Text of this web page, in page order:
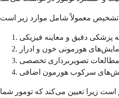
پزشکی دقیق و معاینه فیزیکی
هورمونی خون و ادرار
مطالعات تصویربرداری تخصصی
سرکوب هورمون اضافی
زیرا تعیین می‌کند که تومور شما